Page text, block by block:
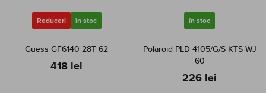
Reduceri în stoc
Guess GF6140 28T 62
418 lei
în stoc
Polaroid PLD 4105/G/S KTS WJ
60
226 lei